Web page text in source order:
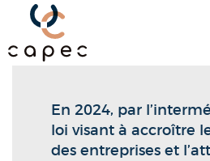
Panneau de gestion des
En 2024, par
loi visant à accroître
des entreprises et